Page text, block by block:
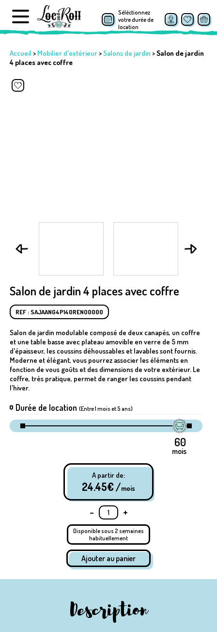
Séléctionnez
votre durée de
location
Accueil > Mobilier d'extérieur>Salons de jardin >Salon de jardin
4 places avec coffre
Salon de jardin 4 places avec coffre
REF : SAJAANG4P140RENO0000
Salon de jardin modulable composé de deux canapés, un coffre
et une table basse avec plateau amovible en verre de 5 mm
d'épaisseur, les coussins déhoussables et lavables sont fournis.
Moderne et élégant, vous pourrez associer les éléments en
fonction de vous goûts et des dimensions de votre extérieur. Le
coffre, très pratique, permet de ranger les coussins pendant
l'hiver.
Durée de location (Entre 1 mois et 5 ans)
mois
A partir de:
24.45€ /mois
- +
Disponible sous 2 semaines
habituellement
Description